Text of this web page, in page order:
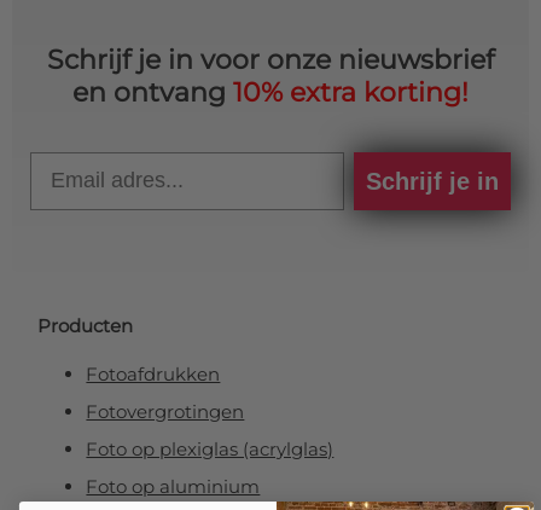
Schrijf je in voor onze nieuwsbrief
en ontvang 10% extra korting!
Schrijf je in
Producten
Fotoafdrukken
Fotovergrotingen
Foto op plexiglas (acrylglas)
Foto op aluminium